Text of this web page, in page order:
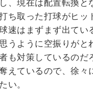
、現在は配置転換と
ち取った打球がヒッ
速はまずまず出てい
うように空振りがと
も対策しているのだ
えているので、徐々
い。